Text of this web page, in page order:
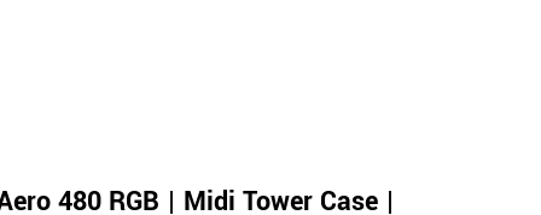
480 RGB | Midi Tower Case |